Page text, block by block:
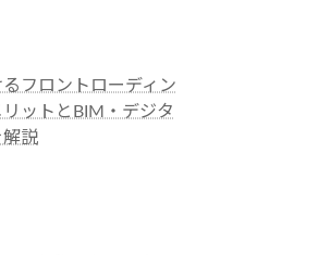
フロントローディン
ットとBIM・デジタ
解説